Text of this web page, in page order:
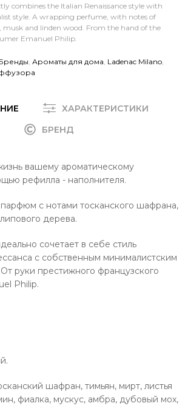
combines the Italian Renaissance style with
style. A wrapping perfume, with notes of
musk and linden wood. From the hand of the
Emanuel Philip.
Ароматы для дома Ladenac Milano
ХАРАКТЕРИСТИКИ
БРЕНД
вашему ароматическому
рефилла - наполнителя.
с нотами тосканского шафрана,
дерева.
сочетает в себе стиль
с собственным минималистским
руки престижного французского
Philip.
шафран, тимьян, мирт, листья
фиалка, мускус, амбра, дубовый мох,